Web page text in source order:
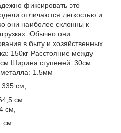
фиксировать это
отличаются легкостью и
они наиболее склонны к
Обычно они
в быту и хозяйственных
150кг Расстояние между
Ширина ступеней: 30см
1.5мм
см,
см
см,
см